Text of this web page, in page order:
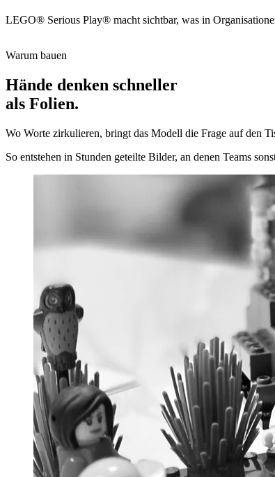
LEGO® Serious Play® macht sichtbar, was in
Warum bauen
Hände denken schneller
als Folien.
Wo Worte zirkulieren, bringt das Modell die Frage auf den
So entstehen in Stunden geteilte Bilder, an denen Teams